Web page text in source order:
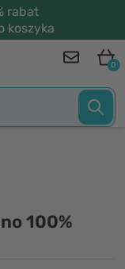
rabat
koszyka
0
100%